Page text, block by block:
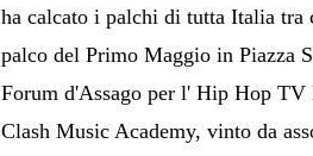
ha calcato i palchi di tutta Italia
palco del Primo Maggio in Piazza
Forum d'Assago per l' Hip Hop
Clash Music Academy, vinto da